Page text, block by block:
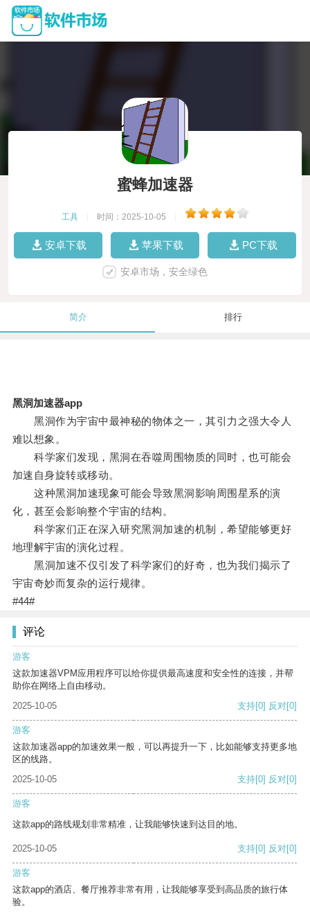
蜜蜂加速器
工具 时间：2025-10-05
安卓下载 苹果下载 PC下载
安卓市场，安全绿色
简介 排行
黑洞加速器app
黑洞作为宇宙中最神秘的物体之一，其引力之强大令人
难以想象。
科学家们发现，黑洞在吞噬周围物质的同时，也可能会
加速自身旋转或移动。
这种黑洞加速现象可能会导致黑洞影响周围星系的演
化，甚至会影响整个宇宙的结构。
科学家们正在深入研究黑洞加速的机制，希望能够更好
地理解宇宙的演化过程。
黑洞加速不仅引发了科学家们的好奇，也为我们揭示了
宇宙奇妙而复杂的运行规律。
#44#
评论
游客
这款加速器VPM应用程序可以给你提供最高速度和安全性的连接，并帮
助你在网络上自由移动。
2025-10-05
支持[0] 反对[0]
游客
这款加速器app的加速效果一般，可以再提升一下，比如能够支持更多地
区的线路。
2025-10-05
支持[0] 反对[0]
游客
这款app的路线规划非常精准，让我能够快速到达目的地。
2025-10-05 支持[0] 反对[0]
游客
这款app的酒店、餐厅推荐非常有用，让我能够享受到高品质的旅行体
验。